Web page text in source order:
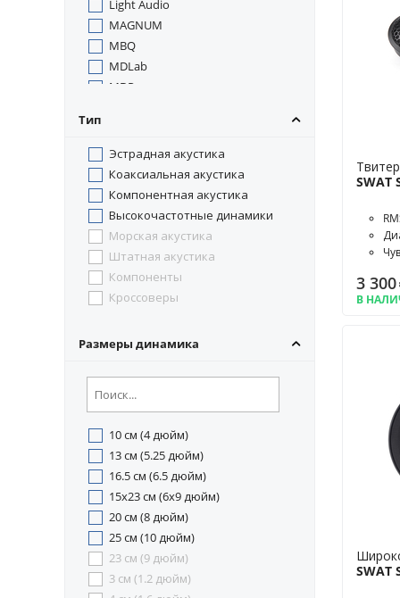
Light Audio
MAGNUM
MBQ
MDLab
MDPower
Pride
Prology
Rainbow
Rebec
Recoil
Soaudio
Sound Religion
Soundstream
УРАЛ
Тип
Эстрадная акустика
Коаксиальная акустика
Компонентная акустика
Высокочастотные динамики
Морская акустика
Штатная акустика
Компоненты
Кроссоверы
Размеры динамика
10 см (4 дюйм)
13 см (5.25 дюйм)
16.5 см (6.5 дюйм)
15x23 см (6x9 дюйм)
20 см (8 дюйм)
25 см (10 дюйм)
23 см (9 дюйм)
3 см (1.2 дюйм)
Твитер
SWAT
3 300
В
SWAT